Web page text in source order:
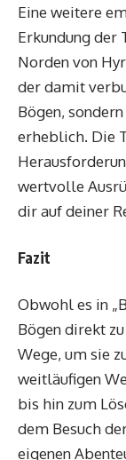
Eine weitere
Erkundung der
Norden von
der damit
Bögen,
erheblich. Die
wertvolle
dir auf deiner
Fazit
Obwohl es in
Bögen direkt
Wege, um sie
weitläufigen
bis hin zum
dem Besuch
eigenen